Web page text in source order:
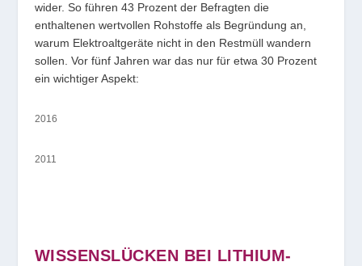
wider. So führen 43 Prozent der Befragten die
enthaltenen wertvollen Rohstoffe als Begründung an,
warum Elektroaltgeräte nicht in den Restmüll wandern
sollen. Vor fünf Jahren war das nur für etwa 30 Prozent
ein wichtiger Aspekt:
2016
2011
WISSENSLÜCKEN BEI LITHIUM-